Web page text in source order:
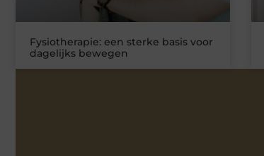
Fysiotherapie: een sterke basis voor
dagelijks bewegen